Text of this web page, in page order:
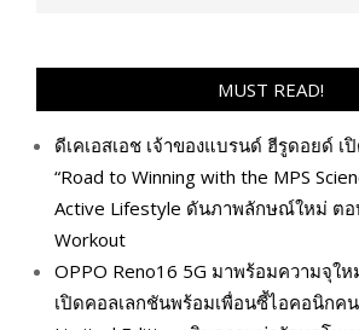
MUST READ!
ดีเคเอสเอช เจ้าของแบรนด์ ฮีรูดอยด์
“Road to Winning with the MPS
Active Lifestyle ดันภาพลักษณ์ใหม่ ต
Workout
OPPO Reno16 5G มาพร้อมความจุให
เปิดคอลเลกชันพร้อมเพื่อนซี้ไอคอนิกค